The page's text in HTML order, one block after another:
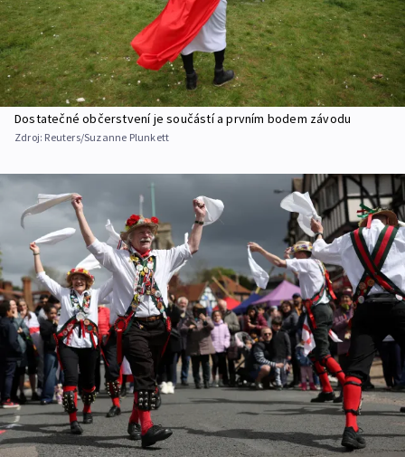
Dostatečné občerstvení je součástí a prvním bodem závodu
Zdroj: Reuters/Suzanne Plunkett